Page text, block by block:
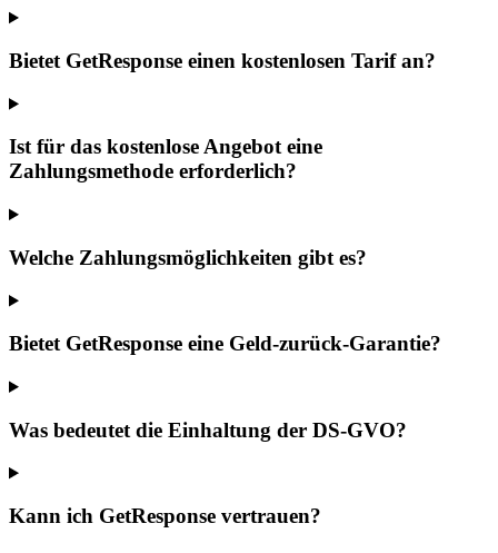
Bietet GetResponse einen kostenlosen Tarif an?
Ist für das kostenlose Angebot eine
Zahlungsmethode erforderlich?
Welche Zahlungsmöglichkeiten gibt es?
Bietet GetResponse eine Geld-zurück-Garantie?
Was bedeutet die Einhaltung der DS-GVO?
Kann ich GetResponse vertrauen?